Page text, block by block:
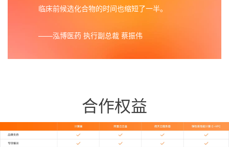
临床前候选化合物的时间也缩短了一半。
泓博医药 执行副总裁 蔡振伟
合作权益